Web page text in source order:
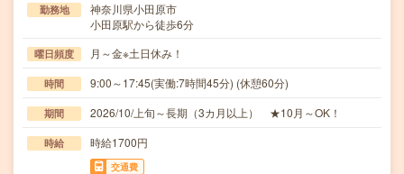
勤務地
神奈川県小田原市
小田原駅から徒歩6分
曜日頻度 月～金※土日休み！
時間 9:00～17:45(実働:7時間45分) (休憩60分)
期間 2026/10/上旬～長期（3カ月以上） ★10月～OK！
時給 時給1700円
交通費